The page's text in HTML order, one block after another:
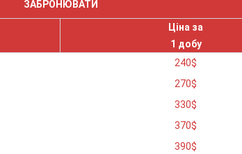
Ціна за
1 добу
240$
270$
330$
370$
390$